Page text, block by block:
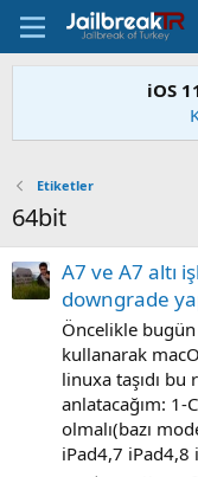
iOS
Etiketler
64bit
A7 ve A7 altı
downgrade
Öncelikle
kullanarak
linuxa taşıdı
anlatacağım: 1-
olmalı(bazı
iPad4,7 iPad4,8